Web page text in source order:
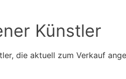
Künstler
die aktuell zum Verkauf